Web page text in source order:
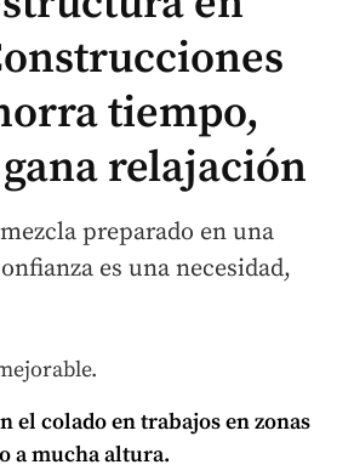
tiempo,
relajación
preparado en una
es una necesidad,
el colado en trabajos en zonas
a mucha altura.